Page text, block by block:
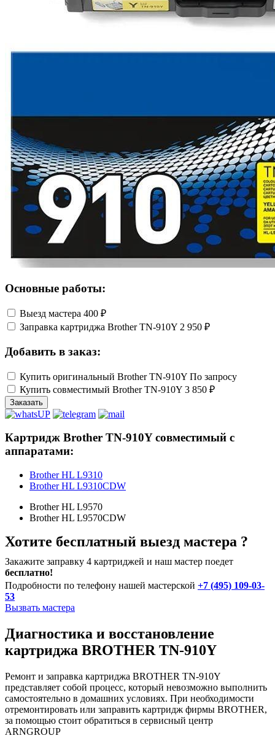
Основные работы:
Выезд мастера 400 ₽
Заправка картриджа Brother TN-910Y 2 950 ₽
Добавить в заказ:
Купить оригинальный Brother TN-910Y По запросу
Купить совместимый Brother TN-910Y 3 850 ₽
Заказать
Картридж Brother TN-910Y совместимый с
аппаратами:
Brother HL L9310
Brother HL L9310CDW
Brother HL L9570
Brother HL L9570CDW
Хотите бесплатный выезд мастера ?
Закажите заправку 4 картриджей и наш мастер поедет
бесплатно!
Подробности по телефону нашей мастерской +7 (495) 109-03-
53
Вызвать мастера
Диагностика и восстановление
картриджа BROTHER TN-910Y
Ремонт и заправка картриджа BROTHER TN-910Y
представляет собой процесс, который невозможно выполнить
самостоятельно в домашних условиях. При необходимости
отремонтировать или заправить картридж фирмы BROTHER,
за помощью стоит обратиться в сервисный центр
ARNGROUP